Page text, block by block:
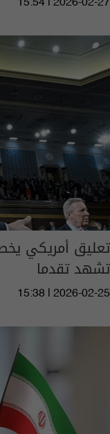
15:54 | 2026-02-27
تعليق أمريكي
تشهد تقدما
15:38 | 2026-02-25